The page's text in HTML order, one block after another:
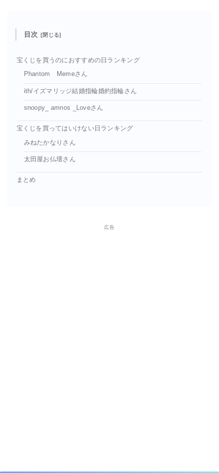
目次
宝くじを買うのにおすすめの日ランキング
Phantom Memeさん
ith/イズマリッジ結婚指輪婚約指輪さん
snoopy_ amnos _Loveさん
宝くじを買ってはいけない日ランキング
みねたかなりさん
太田屋お仏壇さん
まとめ
広告